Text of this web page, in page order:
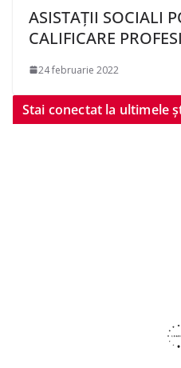
ASISTAȚII SOCIALI
CALIFICARE
24 februarie 2022
Stai conectat la ultimele